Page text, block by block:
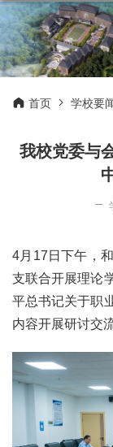
首页 学校要
我校党委与
4月17日下午，
支联合开展理论
平总书记关于职
内容开展研讨交流